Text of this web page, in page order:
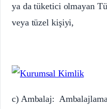
ya da tüketici olmayan
veya tüzel kişiyi,
c) Ambalaj: